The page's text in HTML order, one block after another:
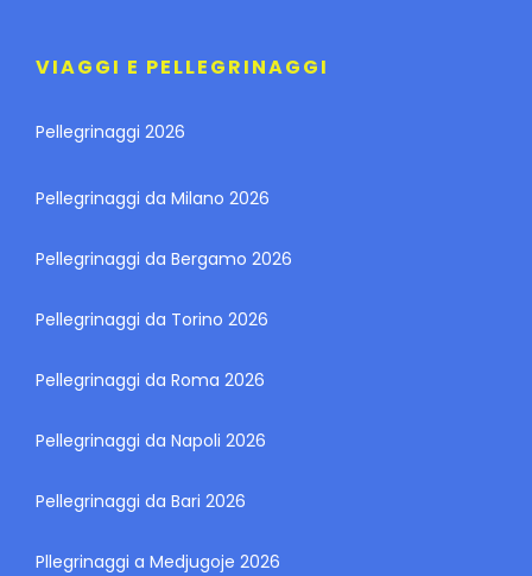
VIAGGI E PELLEGRINAGGI
Pellegrinaggi 2026
Pellegrinaggi da Milano 2026
Pellegrinaggi da Bergamo 2026
Pellegrinaggi da Torino 2026
Pellegrinaggi da Roma 2026
Pellegrinaggi da Napoli 2026
Pellegrinaggi da Bari 2026
Pllegrinaggi a Medjugoje 2026